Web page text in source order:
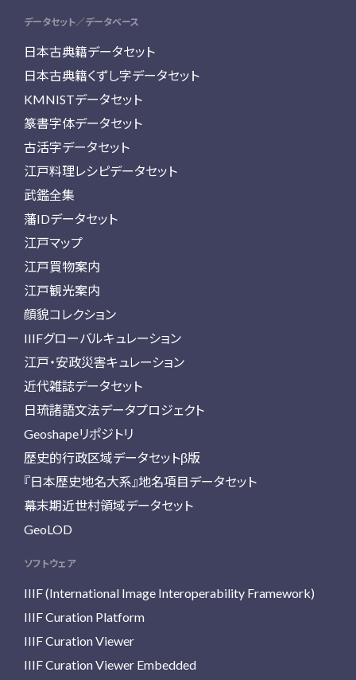
データセット／データベース
日本古典籍データセット
日本古典籍くずし字データセット
KMNISTデータセット
篆書字体データセット
古活字データセット
江戸料理レシピデータセット
武鑑全集
藩IDデータセット
江戸マップ
江戸買物案内
江戸観光案内
顔貌コレクション
IIIFグローバルキュレーション
江戸・安政災害キュレーション
近代雑誌データセット
日琉諸語文法データプロジェクト
Geoshapeリポジトリ
歴史的行政区域データセットβ版
『日本歴史地名大系』地名項目データセット
幕末期近世村領域データセット
GeoLOD
ソフトウェア
IIIF (International Image Interoperability Framework)
IIIF Curation Platform
IIIF Curation Viewer
IIIF Curation Viewer Embedded